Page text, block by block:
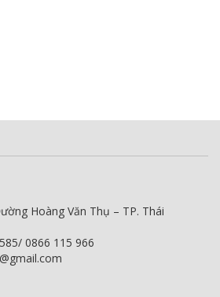
Hoàng Văn Thụ – TP. Thái
0866 115 966